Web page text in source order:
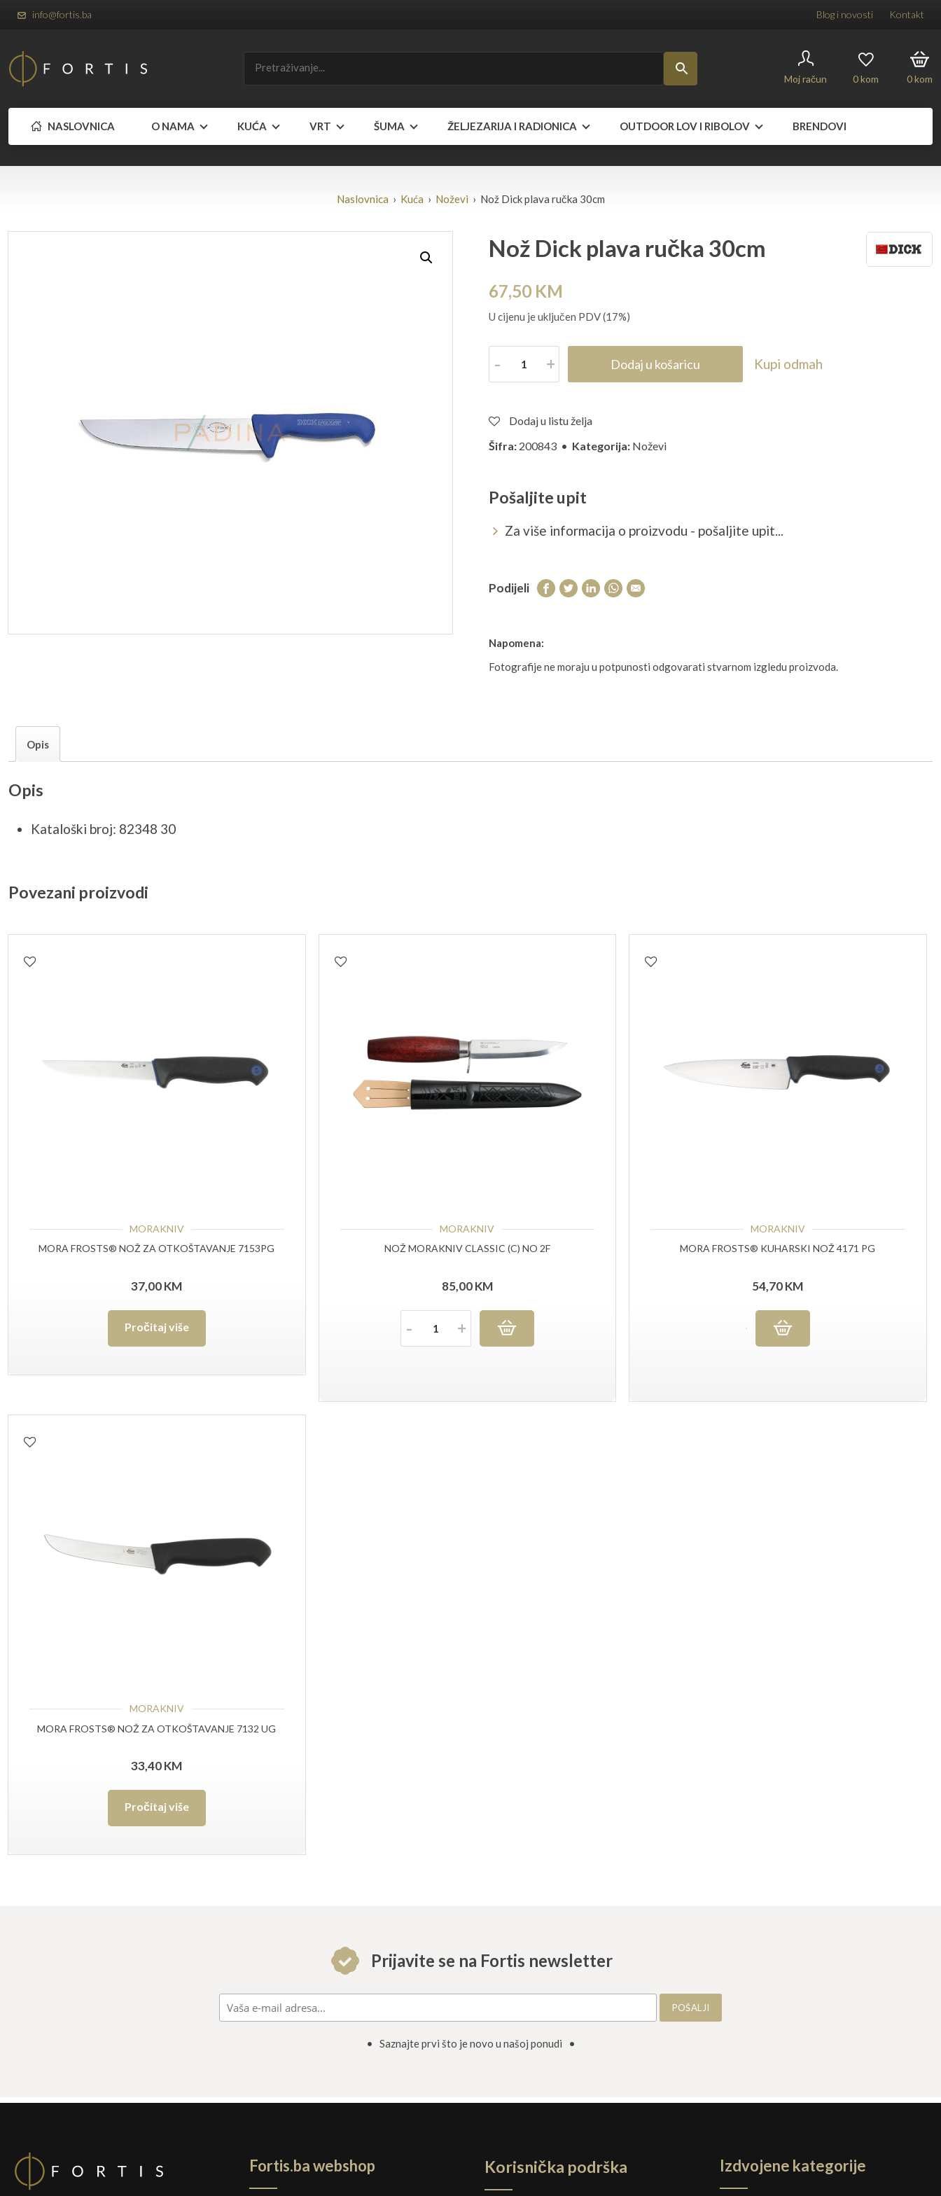
info@fortis.ba Blog i novosti Kontakt
Moj račun 0kom 0kom
NASLOVNICA O NAMA KUĆA VRT ŠUMA ŽELJEZARIJA I RADIONICA OUTDOOR LOV I RIBOLOV BRENDOVI
Naslovnica › Kuća › Noževi › Nož Dick plava ručka 30cm
Nož Dick plava ručka 30cm
67,50 KM
U cijenu je uključen PDV (17%)
Količina Dodaj u košaricu Kupi odmah
Dodaj u listu želja
Šifra: 200843 • Kategorija: Noževi
Pošaljite upit
Za više informacija o proizvodu - pošaljite upit...
Podijeli
Napomena:
Fotografije ne moraju u potpunosti odgovarati stvarnom izgledu proizvoda.
Opis
Opis
Kataloški broj: 82348 30
Povezani proizvodi
MORAKNIV
MORA FROSTS® NOŽ ZA OTKOŠTAVANJE 7153PG
37,00KM
Pročitaj više
MORAKNIV
NOŽ MORAKNIV CLASSIC (C) NO 2F
85,00KM
Količina
MORAKNIV
MORA FROSTS® KUHARSKI NOŽ 4171 PG
54,70KM
MORAKNIV
MORA FROSTS® NOŽ ZA OTKOŠTAVANJE 7132 UG
33,40KM
Pročitaj više
Prijavite se na Fortis newsletter
• Saznajte prvi što je novo u našoj ponudi •
Fortis.ba webshop Korisnička podrška Izdvojene kategorije